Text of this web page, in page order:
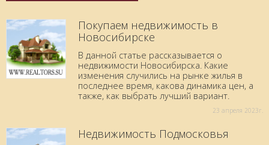
Покупаем недвижимость в
Новосибирске
В данной статье рассказывается о
недвижимости Новосибирска. Какие
изменения случились на рынке жилья в
последнее время, какова динамика цен, а
также, как выбрать лучший вариант.
23 aпреля 2023г.
Недвижимость Подмосковья